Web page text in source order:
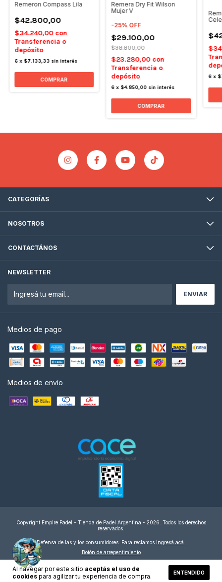
Al navegar por este sitio aceptás el uso de
cookies para agilizar tu experiencia de compra. ENTENDIDO
Remeron Compass Lila
$42.800,00
$34.240,00 con
Transferencia o
depósito
6 x $7.133,33 sin interés
COMPRAR
Remera Dry Fit Wilson
Mujer V
-25% OFF
$29.100,00
$38.800,00
$23.280,00 con
Transferencia o
depósito
6 x$4.850,00 sin interés
COMPRAR
6 x
CATEGORÍAS
NOSOTROS
CONTACTÁNOS
NEWSLETTER
Medios de pago
Medios de envío
Copyright Empire Padel - Tienda de Padel Argentina - 2026. Todos los derechos
reservados.
Defensa de las y los consumidores. Para reclamos ingresá acá.
Botón de arrepentimiento